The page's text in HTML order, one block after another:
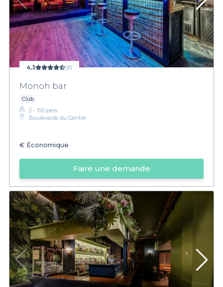
4,3 (8)
Monoh bar
Club
2 - 150 pers.
Boulevards du Centre
€ Économique
Faire une demande